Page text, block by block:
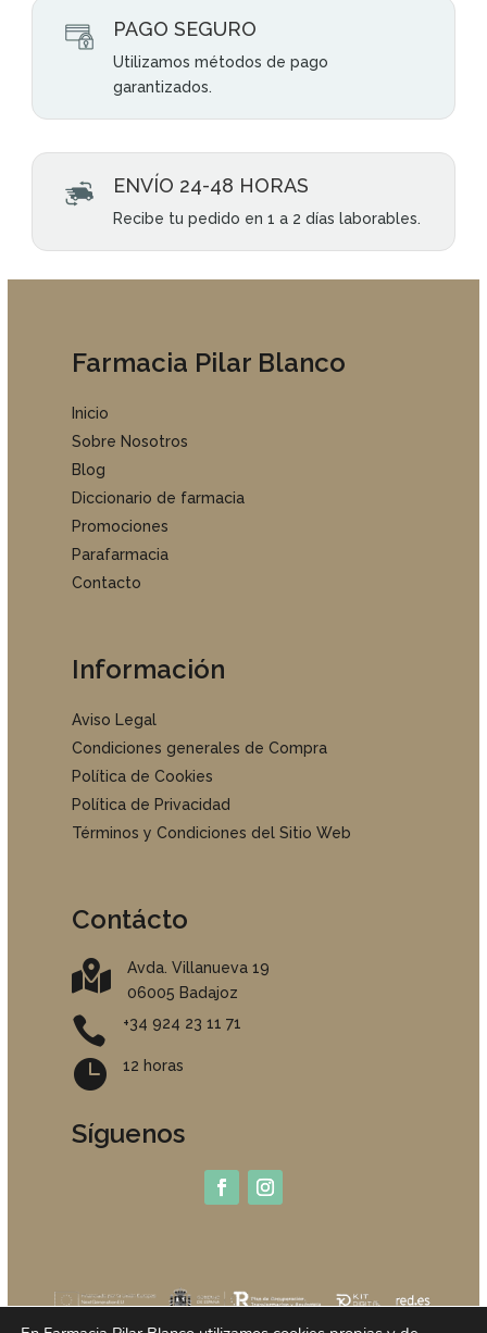
PAGO SEGURO
Utilizamos métodos de pago
garantizados.
ENVÍO 24-48 HORAS
Recibe tu pedido en 1 a 2 días laborables.
Farmacia Pilar Blanco
Inicio
Sobre Nosotros
Blog
Diccionario de farmacia
Promociones
Parafarmacia
Contacto
Información
Aviso Legal
Condiciones generales de Compra
Política de Cookies
Política de Privacidad
Términos y Condiciones del Sitio Web
Contácto

Avda. Villanueva 19
06005 Badajoz
 +34 924 23 11 71
 12 horas
Síguenos